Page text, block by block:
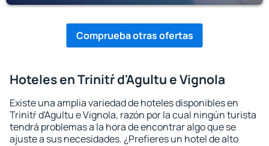
Comprueba otras ofertas
Hoteles en Trinitŕ d'Agultu e Vignola
Existe una amplia variedad de hoteles disponibles en
Trinitŕ d'Agultu e Vignola, razón por la cual ningún turista
tendrá problemas a la hora de encontrar algo que se
ajuste a sus necesidades. ¿Prefieres un hotel de alto